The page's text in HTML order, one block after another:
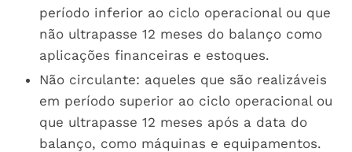
período inferior ao ciclo operacional ou que
não ultrapasse 12 meses do balanço como
aplicações financeiras e estoques.
Não circulante: aqueles que são realizáveis
em período superior ao ciclo operacional ou
que ultrapasse 12 meses após a data do
balanço, como máquinas e equipamentos.